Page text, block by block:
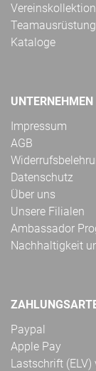
Kataloge
UNTERNEHMEN
Impressum
AGB
Datenschutz
Über uns
Unsere Filialen
Ambassador
Nachhaltigkeit
Paypal
Apple Pay
Lastschrift (ELV)